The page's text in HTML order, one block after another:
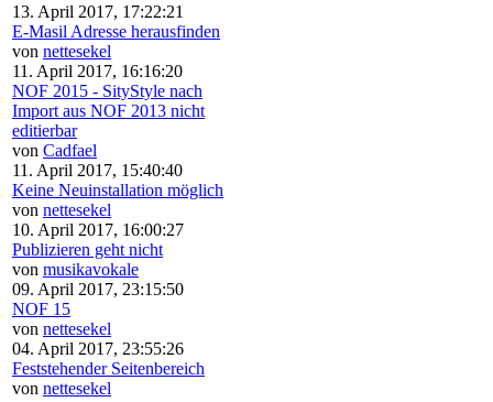
13. April 2017, 17:22:21
E-Masil Adresse herausfinden
von nettesekel
11. April 2017, 16:16:20
NOF 2015 - SityStyle nach
Import aus NOF 2013 nicht
editierbar
von Cadfael
11. April 2017, 15:40:40
Keine Neuinstallation möglich
von nettesekel
10. April 2017, 16:00:27
Publizieren geht nicht
von musikavokale
09. April 2017, 23:15:50
NOF 15
von nettesekel
04. April 2017, 23:55:26
Feststehender Seitenbereich
von nettesekel